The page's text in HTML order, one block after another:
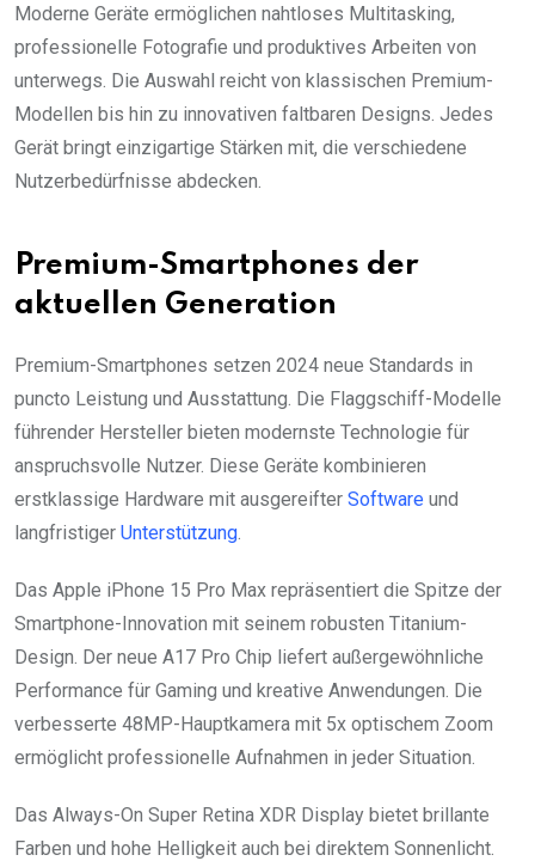
Moderne Geräte ermöglichen nahtloses Multitasking,
professionelle Fotografie und produktives Arbeiten von
unterwegs. Die Auswahl reicht von klassischen Premium-
Modellen bis hin zu innovativen faltbaren Designs. Jedes
Gerät bringt einzigartige Stärken mit, die verschiedene
Nutzerbedürfnisse abdecken.
Premium-Smartphones der
aktuellen Generation
Premium-Smartphones setzen 2024 neue Standards in
puncto Leistung und Ausstattung. Die Flaggschiff-Modelle
führender Hersteller bieten modernste Technologie für
anspruchsvolle Nutzer. Diese Geräte kombinieren
erstklassige Hardware mit ausgereifter Software und
langfristiger Unterstützung
Das Apple iPhone 15 Pro Max repräsentiert die Spitze der
Smartphone-Innovation mit seinem robusten Titanium-
Design. Der neue A17 Pro Chip liefert außergewöhnliche
Performance für Gaming und kreative Anwendungen. Die
verbesserte 48MP-Hauptkamera mit 5x optischem Zoom
ermöglicht professionelle Aufnahmen in jeder Situation.
Das Always-On Super Retina XDR Display bietet brillante
Farben und hohe Helligkeit auch bei direktem Sonnenlicht.